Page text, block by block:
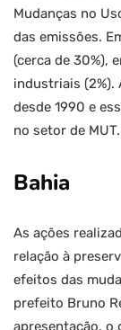
Mudanças no
das emissões.
(cerca de 30%),
industriais (2%).
desde 1990 e
no setor de MUT.
Bahia
As ações
relação à
efeitos das
prefeito Bruno
apresentação, o